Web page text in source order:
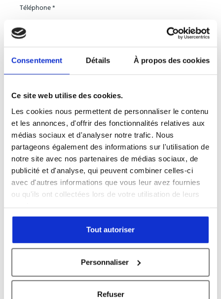
Consentement Détails À propos des cookies
Ce site web utilise des cookies.
Les cookies nous permettent de personnaliser le contenu
et les annonces, d'offrir des fonctionnalités relatives aux
médias sociaux et d'analyser notre trafic. Nous
partageons également des informations sur l'utilisation de
notre site avec nos partenaires de médias sociaux, de
publicité et d'analyse, qui peuvent combiner celles-ci
avec d'autres informations que vous leur avez fournies
ou qu'ils ont collectées lors de votre utilisation de leurs
Tout autoriser
Personnaliser
Refuser
Téléphone *
Pays *
Entreprise *
Sujet *